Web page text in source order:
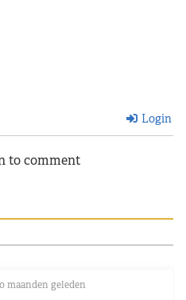
Login
to comment
maanden geleden